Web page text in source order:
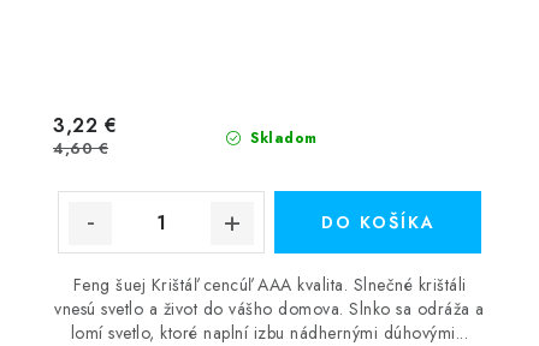
Skladom
3,22 €
4,60 €
DO KOŠÍKA
Feng šuej Krištáľ cencúľ AAA kvalita. Slnečné krištáli
vnesú svetlo a život do vášho domova. Slnko sa odráža a
lomí svetlo, ktoré naplní izbu nádhernými dúhovými...